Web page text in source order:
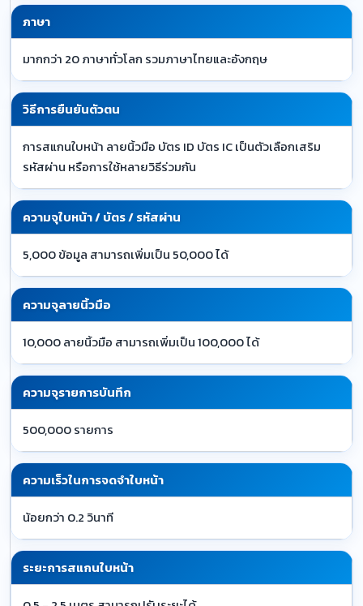
ภาษา
มากกว่า 20 ภาษาทั่วโลก รวมภาษาไทยและอังกฤษ
วิธีการยืนยันตัวตน
การสแกนใบหน้า ลายนิ้วมือ บัตร ID บัตร IC เป็นตัวเลือกเสริม
รหัสผ่าน หรือการใช้หลายวิธีร่วมกัน
ความจุใบหน้า / บัตร / รหัสผ่าน
5,000 ข้อมูล สามารถเพิ่มเป็น 50,000 ได้
ความจุลายนิ้วมือ
10,000 ลายนิ้วมือ สามารถเพิ่มเป็น 100,000 ได้
ความจุรายการบันทึก
500,000 รายการ
ความเร็วในการจดจำใบหน้า
น้อยกว่า 0.2 วินาที
ระยะการสแกนใบหน้า